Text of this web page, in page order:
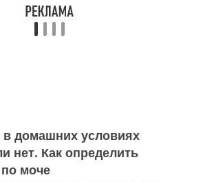
в домашних условиях
нет. Как определить
моче